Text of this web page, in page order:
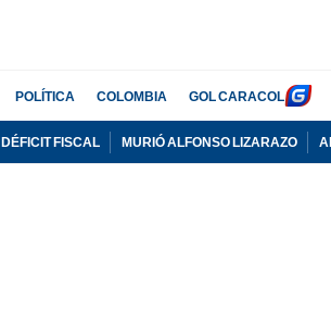
POLÍTICA COLOMBIA GOL CARACOL
DÉFICIT FISCAL MURIÓ ALFONSO LIZARAZO